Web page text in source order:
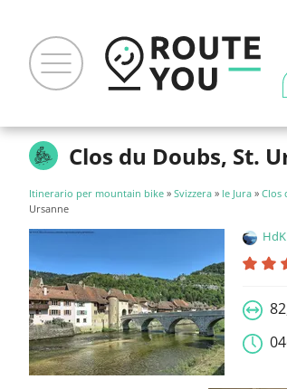
Clos du Doubs, St.
Itinerario per mountain bike » Svizzera » le Jura » Clos
Ursanne
HdK